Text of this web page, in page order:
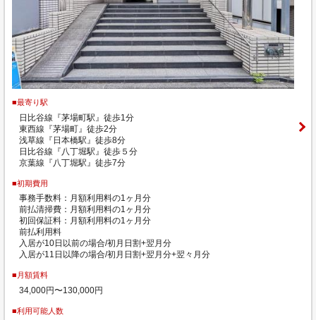
■最寄り駅
日比谷線『茅場町駅』徒歩1分
東西線『茅場町』徒歩2分
浅草線『日本橋駅』徒歩8分
日比谷線『八丁堀駅』徒歩５分
京葉線『八丁堀駅』徒歩7分
■初期費用
事務手数料：月額利用料の1ヶ月分
前払清掃費：月額利用料の1ヶ月分
初回保証料：月額利用料の1ヶ月分
前払利用料
入居が10日以前の場合/初月日割+翌月分
入居が11日以降の場合/初月日割+翌月分+翌々月分
■月額賃料
34,000円〜130,000円
■利用可能人数